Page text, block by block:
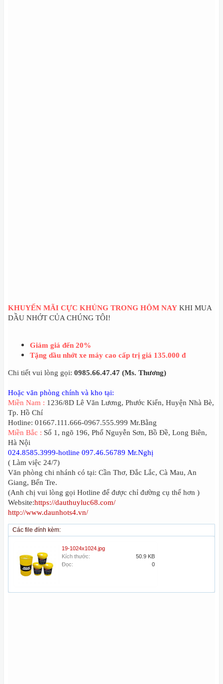
KHUYẾN MÃI CỰC KHỦNG TRONG HÔM NAY KHI MUA
DẦU NHỚT CỦA CHÚNG TÔI!
Giảm giá đến 20%
Tặng dầu nhớt xe máy cao cấp trị giá 135.000 đ
Chi tiết vui lòng gọi: 0985.66.47.47 (Ms. Thương)
Hoặc văn phòng chính và kho tại:
Miền Nam : 1236/8D Lê Văn Lương, Phước Kiển, Huyện Nhà Bè,
Tp. Hồ Chí
Hotline: 01667.111.666-0967.555.999 Mr.Bằng
Miền Bắc : Số 1, ngõ 196, Phố Nguyễn Sơn, Bồ Đề, Long Biên,
Hà Nội
024.8585.3999-hotline 097.46.56789 Mr.Nghị
( Làm việc 24/7)
Văn phòng chi nhánh có tại: Cần Thơ, Đắc Lắc, Cà Mau, An
Giang, Bến Tre.
(Anh chị vui lòng gọi Hotline để được chỉ đường cụ thể hơn )
Website:https://dauthuyluc68.com/
http://www.daunhots4.vn/
Các file đính kèm:
19-1024x1024.jpg
Kích thước:
50.9 KB
Đọc:
0